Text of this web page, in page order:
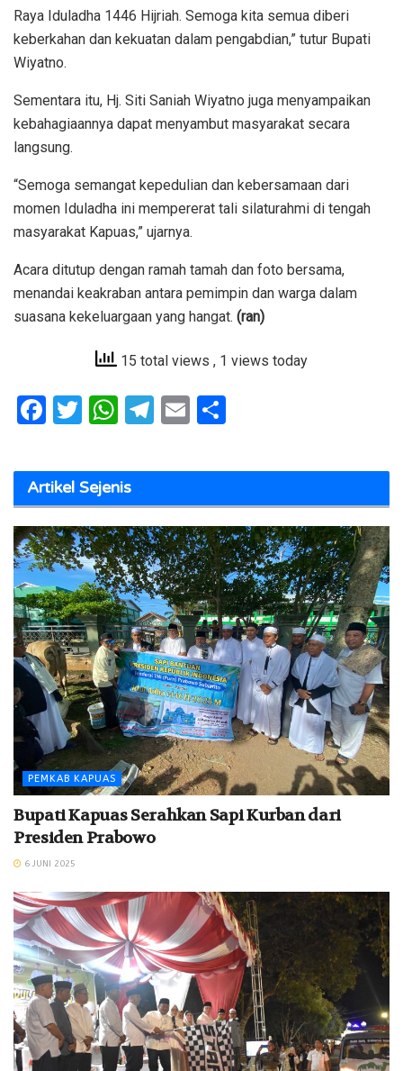
Raya Iduladha 1446 Hijriah. Semoga kita semua diberi
keberkahan dan kekuatan dalam pengabdian,” tutur Bupati
Wiyatno.
Sementara itu, Hj. Siti Saniah Wiyatno juga menyampaikan
kebahagiaannya dapat menyambut masyarakat secara
langsung.
“Semoga semangat kepedulian dan kebersamaan dari
momen Iduladha ini mempererat tali silaturahmi di tengah
masyarakat Kapuas,” ujarnya.
Acara ditutup dengan ramah tamah dan foto bersama,
menandai keakraban antara pemimpin dan warga dalam
suasana kekeluargaan yang hangat. (ran)
15 total views , 1 views today
F
ce
b
o
o
k
T
it
te
r
W
at
s
A
p
p
T
e
a
m
E
ai ar
Artikel Sejenis
PEMKAB KAPUAS
Bupati Kapuas Serahkan Sapi Kurban dari
Presiden Prabowo
6 JUNI 2025